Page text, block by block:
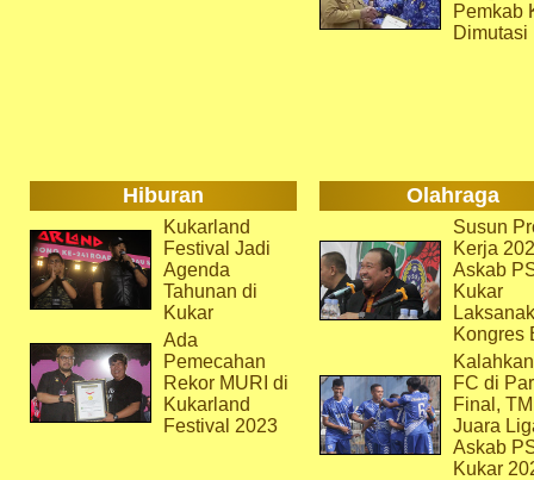
Pemkab
Dimutasi
Hiburan Olahraga
Kukarland
Festival Jadi
Agenda
Tahunan di
Kukar
Ada
Pemecahan
Rekor MURI di
Kukarland
Festival 2023
Susun
Kerja
Askab
Kukar
Kongres
FC di
Final,
Juara
Askab
Kukar